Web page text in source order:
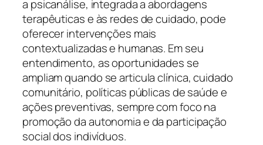
a psicanálise, integrada a abordagens
terapêuticas e às redes de cuidado, pode
oferecer intervenções mais
contextualizadas e humanas. Em seu
entendimento, as oportunidades se
ampliam quando se articula clínica, cuidado
comunitário, políticas públicas de saúde e
ações preventivas, sempre com foco na
promoção da autonomia e da participação
social dos indivíduos.